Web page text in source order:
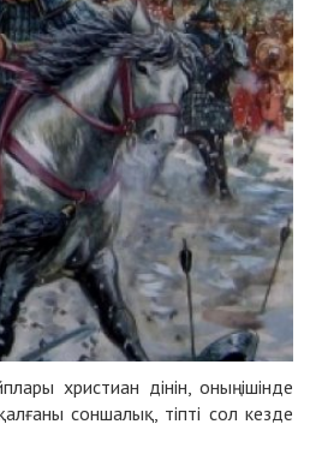
христиан дінін, оның ішінде
соншалық, тіпті сол кезде